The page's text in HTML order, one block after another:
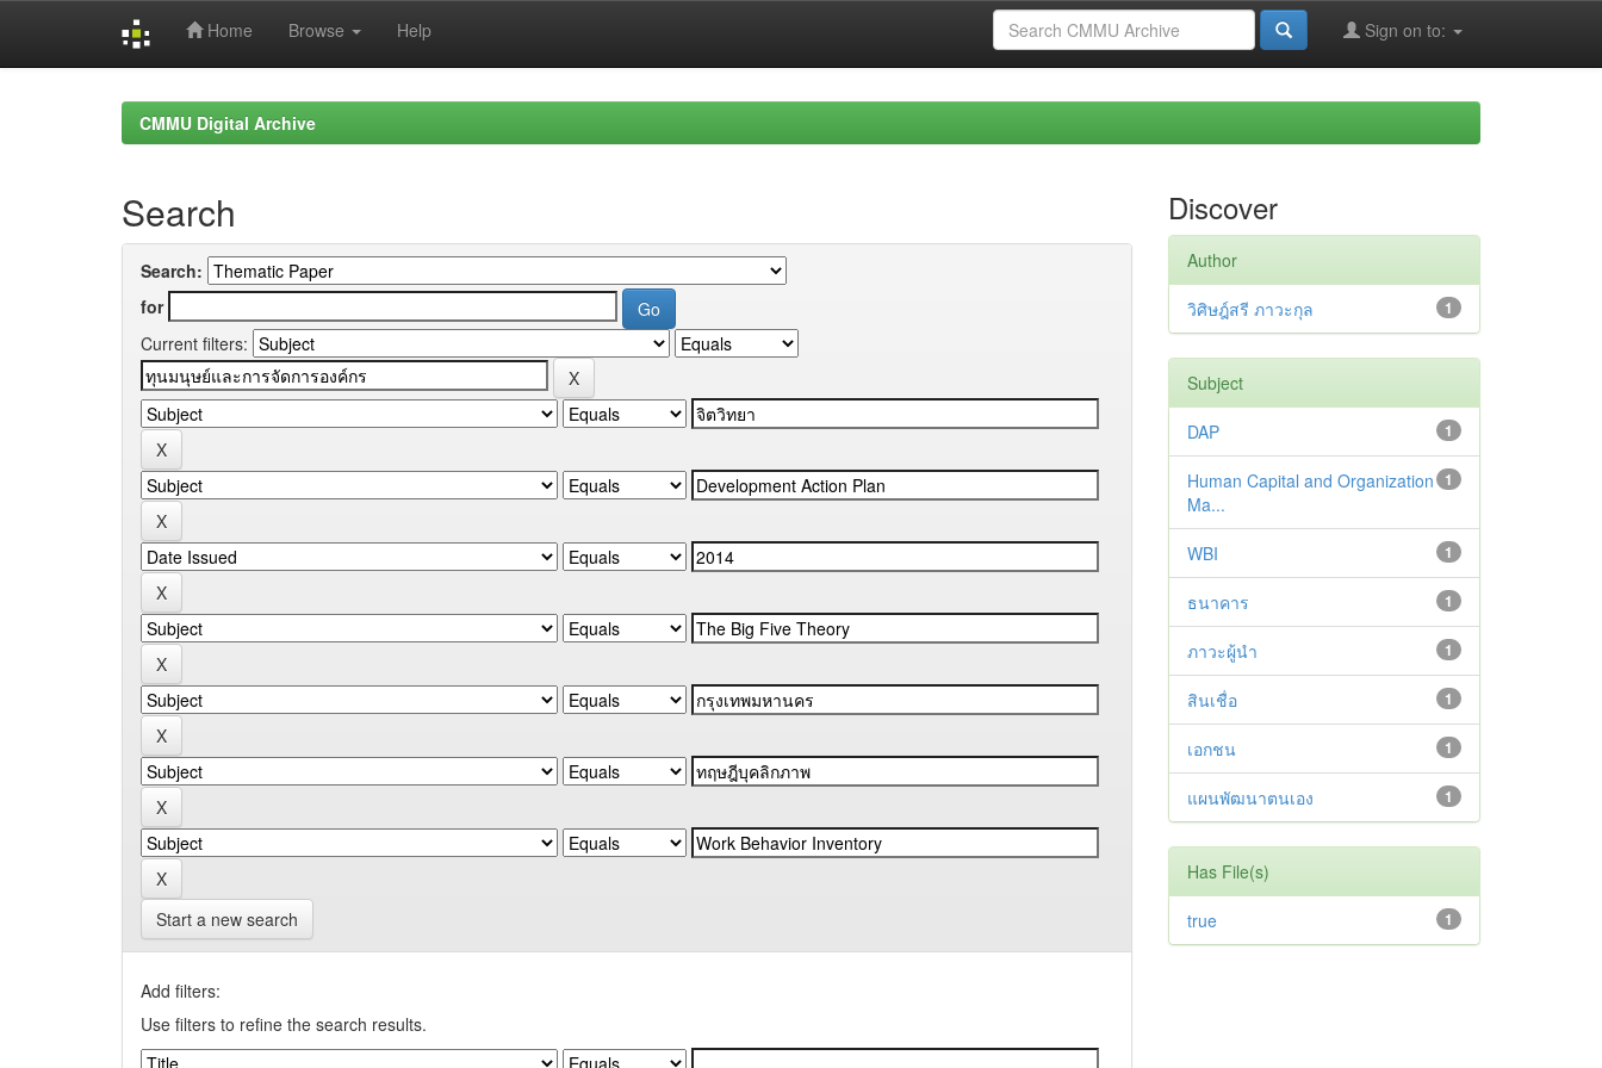
Home Browse Help Sign on to:
CMMU Digital Archive
Search
Search:
for
Current filters:
Start a new search
Add filters:
Use filters to refine the search results.
Discover
Author
1
วิศิษฎ์สรี ภาวะกุล
Subject
1
DAP
1
Human Capital and Organization
Ma...
1
WBI
1
ธนาคาร
1
ภาวะผู้นำ
1
สินเชื่อ
1
เอกชน
1
แผนพัฒนาตนเอง
Has File(s)
1
true